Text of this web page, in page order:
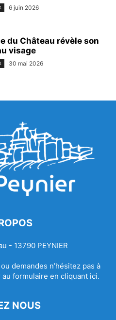
6 juin 2026
du Château révèle son
visage
30 mai 2026
- 13790 PEYNIER
demandes n’hésitez pas à
au formulaire en cliquant ici.
NOUS